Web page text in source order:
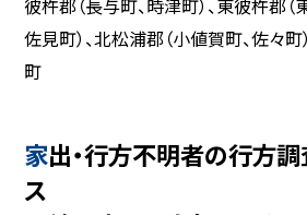
彼杵郡（長与町、時津町）、東彼杵郡
佐見町）、北松浦郡（小値賀町、佐々
町
家出・行方不明者の行方調査以外のサービ
ス